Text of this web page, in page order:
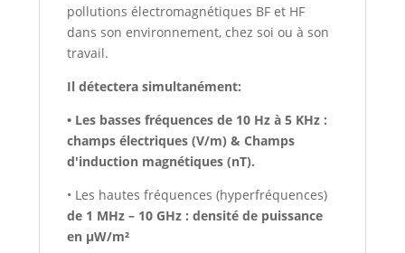
pollutions électromagnétiques BF et HF
dans son environnement, chez soi ou à son
travail.
Il détectera simultanément:
• Les basses fréquences de 10 Hz à 5 KHz :
champs électriques (V/m) & Champs
d'induction magnétiques (nT).
• Les hautes fréquences (hyperfréquences)
de 1 MHz – 10 GHz : densité de puissance
en µW/m²